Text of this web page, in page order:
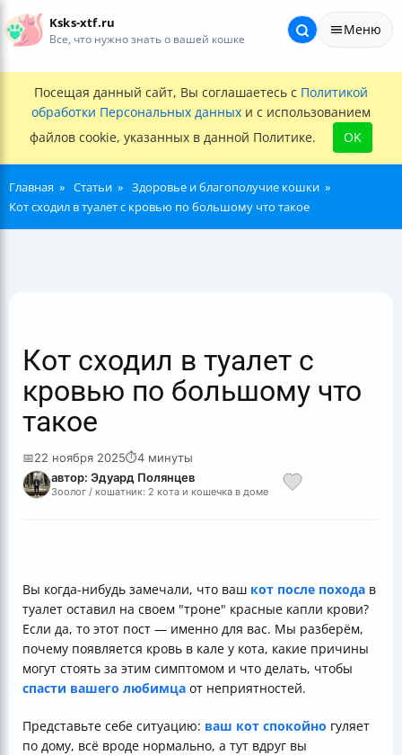
Ksks-xtf.ru
Все, что нужно знать о вашей кошке
Меню
Посещая данный сайт, Вы соглашаетесь с Политикой
обработки Персональных данных и с использованием
файлов cookie, указанных в данной Политике.
OK
Главная Статьи
Здоровье и благополучие кошки
Кот сходил в туалет с кровью по большому что такое
Кот сходил в туалет с
кровью по большому что
такое
📅22 ноября 2025⏱4 минуты
автор: Эдуард Полянцев
Зоолог / кошатник: 2 кота и кошечка в доме
Вы когда-нибудь замечали, что ваш кот после похода в
туалет оставил на своем "троне" красные капли крови?
Если да, то этот пост — именно для вас. Мы разберём,
почему появляется кровь в кале у кота, какие причины
могут стоять за этим симптомом и что делать, чтобы
спасти вашего любимца от неприятностей.
Представьте себе ситуацию: ваш кот спокойно гуляет
по дому, всё вроде нормально, а тут вдруг вы